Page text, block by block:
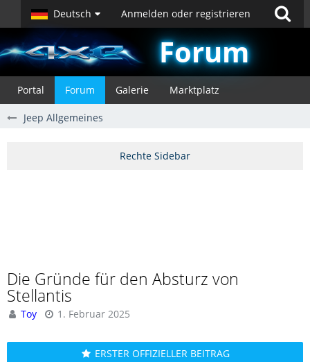
Deutsch Anmelden oder registrieren
Forum
Portal Forum Galerie Marktplatz
Jeep Allgemeines
Die Gründe für den Absturz von
Stellantis
Toy 1. Februar 2025
ERSTER OFFIZIELLER BEITRAG